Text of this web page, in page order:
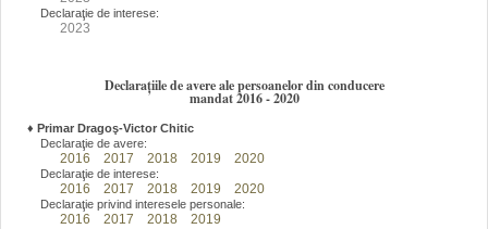
Declaraţie de interese:
2023
Declarațiile de avere ale persoanelor din conducere
mandat 2016 - 2020
♦ Primar Dragoş-Victor Chitic
Declaraţie de avere:
2016 2017 2018 2019 2020
Declaraţie de interese:
2016 2017 2018 2019 2020
Declaraţie privind interesele personale:
2016 2017 2018 2019